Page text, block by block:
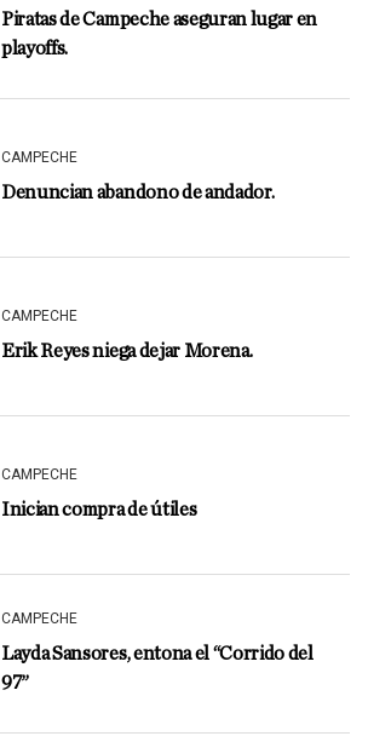
Piratas de Campeche aseguran lugar en
playoffs.
CAMPECHE
Denuncian abandono de andador.
CAMPECHE
Erik Reyes niega dejar Morena.
CAMPECHE
Inician compra de útiles
CAMPECHE
Layda Sansores, entona el “Corrido del
97”